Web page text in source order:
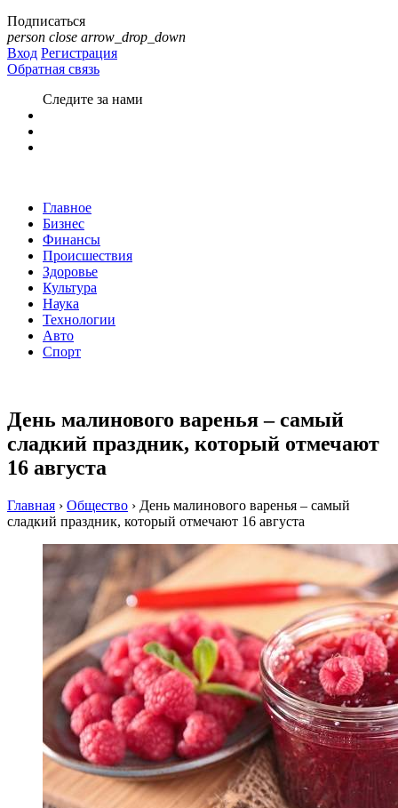
Подписаться
person close arrow_drop_down
Вход Регистрация
Обратная связь
Следите за нами
Главное
Бизнес
Финансы
Происшествия
Здоровье
Культура
Наука
Технологии
Авто
Спорт
День малинового варенья – самый
сладкий праздник, который отмечают
16 августа
Главная › Общество › День малинового варенья – самый
сладкий праздник, который отмечают 16 августа